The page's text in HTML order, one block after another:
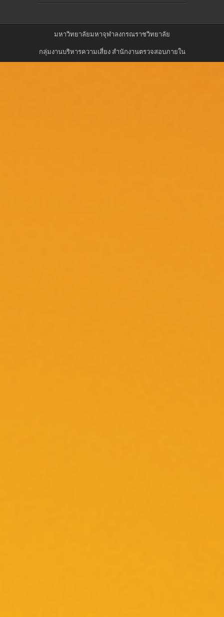
มหาวิทยาลัยมหาจุฬาลงกรณราชวิทยาลัย
กลุ่มงานบริหารความเสี่ยง สำนักงานตรวจสอบภายใน